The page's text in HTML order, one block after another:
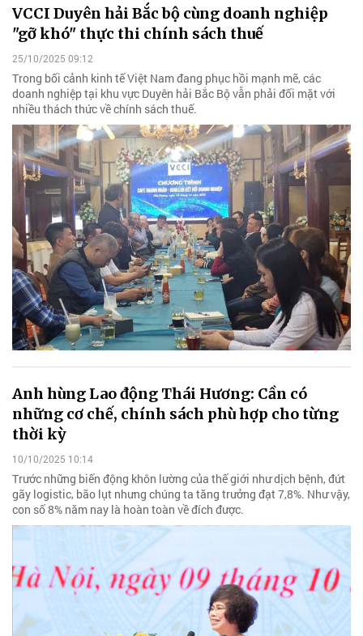
VCCI Duyên hải Bắc bộ cùng doanh nghiệp
"gỡ khó" thực thi chính sách thuế
25/10/2025 09:12
Trong bối cảnh kinh tế Việt Nam đang phục hồi mạnh mẽ, các
doanh nghiệp tại khu vực Duyên hải Bắc Bộ vẫn phải đối mặt với
nhiều thách thức về chính sách thuế.
Anh hùng Lao động Thái Hương: Cần có
những cơ chế, chính sách phù hợp cho từng
thời kỳ
10/10/2025 10:14
Trước những biến động khôn lường của thế giới như dịch bệnh, đứt
gãy logistic, bão lụt nhưng chúng ta tăng trưởng đạt 7,8%. Như vậy,
con số 8% năm nay là hoàn toàn về đích được.